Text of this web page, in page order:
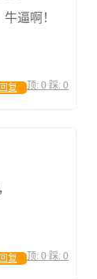
逼啊！
顶: 0 踩: 0
回复
顶: 0 踩: 0
回复